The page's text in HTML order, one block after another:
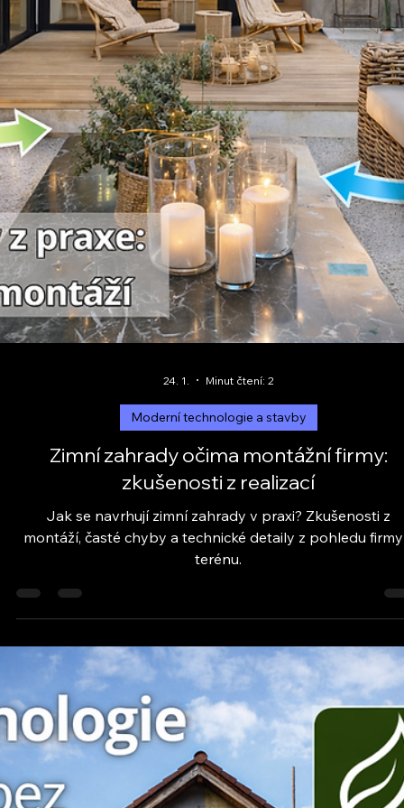
Moderní technologie a stavby
Zimní zahrady očima montážní firmy:
zkušenosti z realizací
Jak se navrhují zimní zahrady v praxi? Zkušenosti z
montáží, časté chyby a technické detaily z pohledu